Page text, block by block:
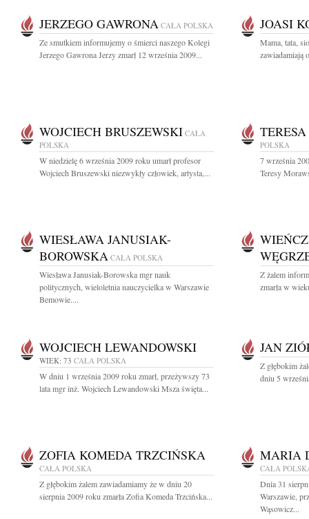
JERZEGO GAWRONA CAŁA POLSKA
Ze smutkiem informujemy o śmierci naszego Kolegi
Jerzego Gawrona Jerzy zmarł 12 września 2009...
JOASI
Mama, tata,
zawiadamiają
WOJCIECH BRUSZEWSKI CAŁA
POLSKA
W niedzielę 6 września 2009 roku umarł profesor
Wojciech Bruszewski niezwykły człowiek, artysta,...
POLSKA
7 września
Teresy
WIESŁAWA JANUSIAK-
BOROWSKA CAŁA POLSKA
Wiesława Janusiak-Borowska mgr nauk
politycznych, wieloletnia nauczycielka w Warszawie
Bemowie....
Z żalem
zmarła w
WOJCIECH LEWANDOWSKI
WIEK: 73 CAŁA POLSKA
W dniu 1 września 2009 roku zmarł, przeżywszy 73
lata mgr inż. Wojciech Lewandowski Msza święta...
JAN
Z głębokim
dniu 5
ZOFIA KOMEDA TRZCIŃSKA
CAŁA POLSKA
Z głębokim żalem zawiadamiamy że w dniu 20
sierpnia 2009 roku zmarła Zofia Komeda Trzcińska...
MARIA
CAŁA
Dnia 31
Warszawie,
Wąsowicz...